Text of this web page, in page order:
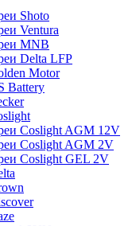
Shoto
Ventura
MNB
Delta LFP
Motor
Battery
Coslight AGM 12V
Coslight AGM 2V
Coslight GEL 2V